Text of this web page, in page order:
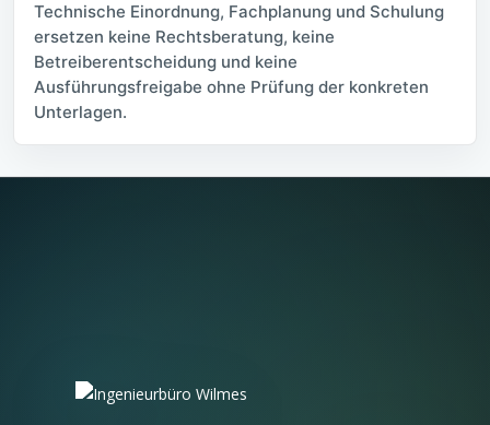
Technische Einordnung, Fachplanung und Schulung
ersetzen keine Rechtsberatung, keine
Betreiberentscheidung und keine
Ausführungsfreigabe ohne Prüfung der konkreten
Unterlagen.